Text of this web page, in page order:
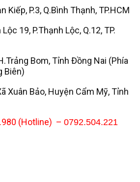
Kiếp, P.3, Q.Bình Thạnh, TP.HCM
19, P.Thạnh Lộc, Q.12, TP.
Bom, Tỉnh Đồng Nai (Phía
Biên)
Xuân Bảo, Huyện Cẩm Mỹ, Tỉnh
(Hotline) – 0792.504.221